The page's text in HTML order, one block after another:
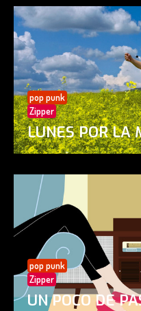
pop punk
Zipper
LUNES POR LA
pop punk
Zipper
UN POCO DE